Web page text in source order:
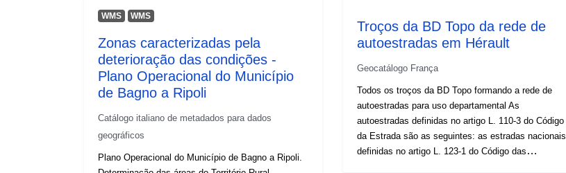
WMS WMS
Zonas caracterizadas pela
deterioração das condições -
Plano Operacional do Município
de Bagno a Ripoli
Catálogo italiano de metadados para dados
geográficos
Plano Operacional do Município de Bagno a Ripoli.
Troços da BD Topo da rede de
autoestradas em Hérault
Geocatálogo França
Todos os troços da BD Topo formando a rede de
autoestradas para uso departamental As
autoestradas definidas no artigo L. 110-3 do Código
da Estrada são as seguintes: as estradas nacionais
definidas no artigo L. 123-1 do Código das